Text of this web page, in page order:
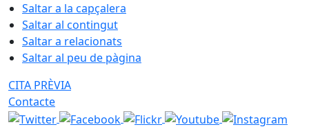
Saltar a la capçalera
Saltar al contingut
Saltar a relacionats
Saltar al peu de pàgina
CITA PRÈVIA
Contacte